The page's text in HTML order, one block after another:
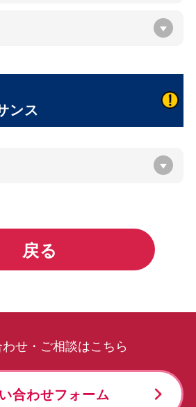
ンス
戻る
せ・ご相談はこちら
合わせフォーム